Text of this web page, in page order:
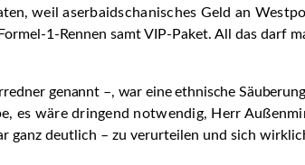
weil aserbaidschanisches Geld an
1-Rennen samt VIP-Paket. All das darf
genannt –, war eine ethnische
es wäre dringend notwendig, Herr
ganz deutlich – zu verurteilen und sich